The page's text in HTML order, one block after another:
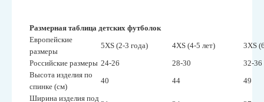
Размерная таблица детских футболок
Европейские
размеры
5XS (2-3 года) 4XS (4-5 лет)
3XS
Российские размеры 24-26 28-30
32-36
Высота изделия по
спинке (см)
40 44
49
Ширина изделия под